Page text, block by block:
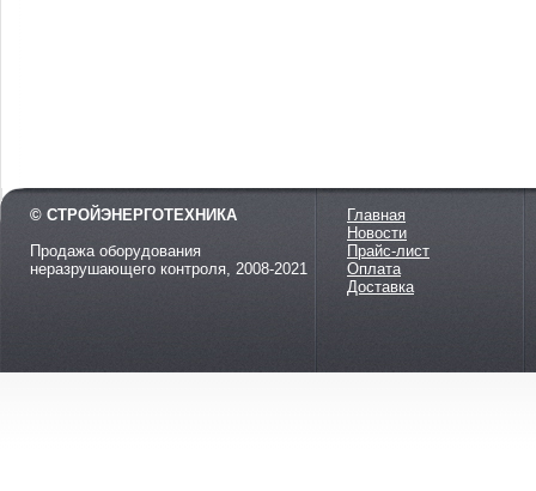
© СТРОЙЭНЕРГОТЕХНИКА
Продажа оборудования
неразрушающего контроля, 2008-2021
Главная
Новости
Прайс-лист
Оплата
Доставка